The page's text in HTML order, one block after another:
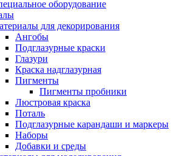
оборудование
для декорирования
Ангобы
Подглазурные краски
Глазури
Краска надглазурная
Пигменты
Пигменты пробники
Люстровая краска
Поталь
Подглазурные карандаши и маркеры
Наборы
Добавки и среды